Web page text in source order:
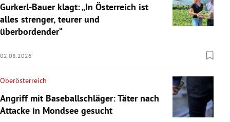
Gurkerl-Bauer klagt: „In Österreich ist
alles strenger, teurer und
überbordender“
02.08.2026
Oberösterreich
Angriff mit Baseballschläger: Täter nach
Attacke in Mondsee gesucht